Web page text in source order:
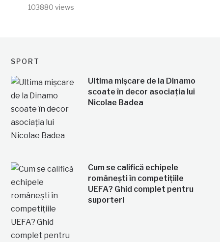
103880 views
SPORT
Ultima mișcare de la Dinamo
scoate în decor asociația lui
Nicolae Badea
Cum se califică echipele
românești în competițiile
UEFA? Ghid complet pentru
suporteri